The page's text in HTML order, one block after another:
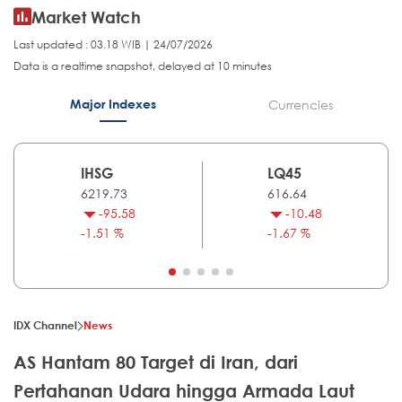
Market Watch
Last updated : 03.18 WIB | 24/07/2026
Data is a realtime snapshot, delayed at 10 minutes
Major Indexes Currencies
IHSG
6219.73
-95.58
-1.51 %
LQ45
616.64
-10.48
-1.67 %
IDX Channel News
AS Hantam 80 Target di Iran, dari
Pertahanan Udara hingga Armada Laut